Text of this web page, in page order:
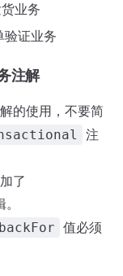
业务
验证业务
注解
的使用，不要简
注
了
值必须